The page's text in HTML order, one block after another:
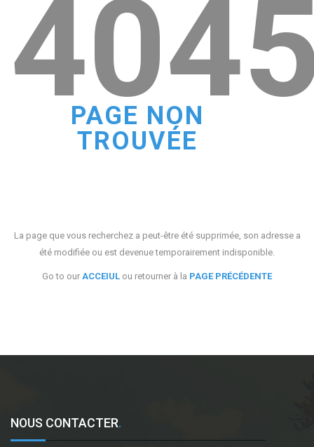
PAGE NON
TROUVÉE
La page que vous recherchez a peut-être été supprimée, son adresse a
été modifiée ou est devenue temporairement indisponible.
Go to our ACCEIUL ou retourner à la PAGE PRÉCÉDENTE
NOUS CONTACTER.